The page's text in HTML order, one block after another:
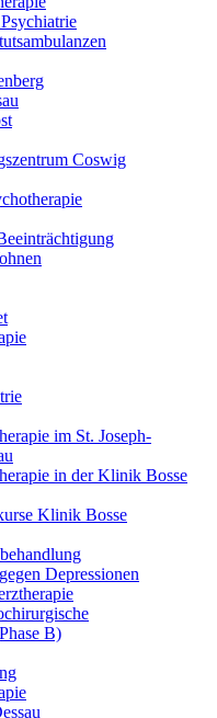
Coswig
im St. Joseph-
in der Klinik Bosse
Klinik Bosse
Depressionen
B)